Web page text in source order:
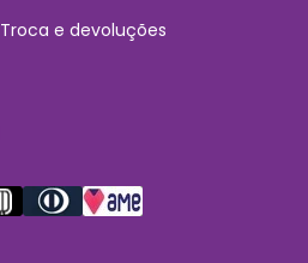
Troca e devoluções